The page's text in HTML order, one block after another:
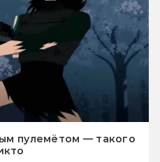
пулемётом — такого